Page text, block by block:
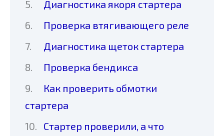
Диагностика якоря стартера
Проверка втягивающего реле
Диагностика щеток стартера
Проверка бендикса
Как проверить обмотки
стартера
Стартер проверили, а что